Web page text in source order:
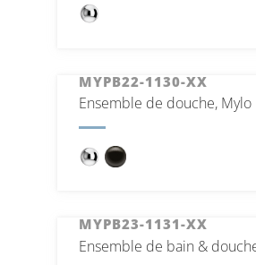
MYPB22-1130-XX
Ensemble de douche, Mylo
MYPB23-1131-XX
Ensemble de bain &